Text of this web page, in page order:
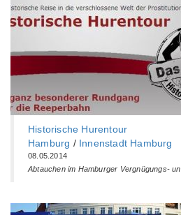
Historische Hurentour
Hamburg / Innenstadt Hamburg
08.05.2014
Abtauchen im Hamburger Vergnügungs-